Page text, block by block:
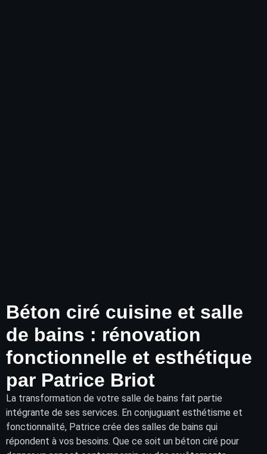
Béton ciré cuisine et salle
de bains : rénovation
fonctionnelle et esthétique
par Patrice Briot
La transformation de votre salle de bains fait partie
intégrante de ses services. En conjuguant esthétisme et
fonctionnalité, Patrice crée des salles de bains qui
répondent à vos besoins. Que ce soit un béton ciré pour